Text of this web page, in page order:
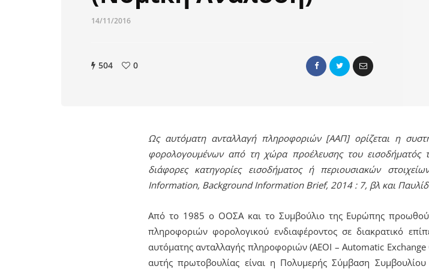
14/11/2016
504 0
Ως αυτόματη ανταλλαγή πληροφοριών [ΑΑΠ] ορίζεται η
φορολογουμένων από τη χώρα προέλευσης του εισοδήματός
διάφορες κατηγορίες εισοδήματος ή περιουσιακών
Information, Background Information Brief, 2014 : 7, βλ και
Από το 1985 ο ΟΟΣΑ και το Συμβούλιο της Ευρώπης
πληροφοριών φορολογικού ενδιαφέροντος σε διακρατικό
αυτόματης ανταλλαγής πληροφοριών (AEOI – Automatic
αυτής πρωτοβουλίας είναι η Πολυμερής Σύμβαση